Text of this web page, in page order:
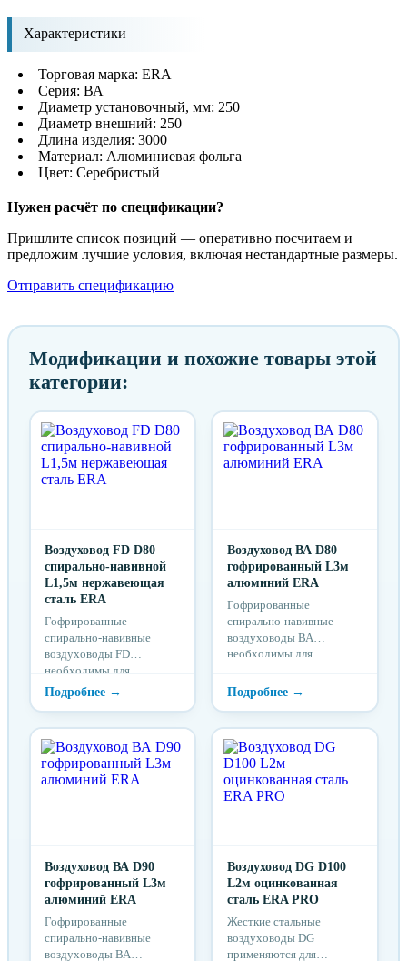
Характеристики
Торговая марка: ERA
Серия: ВА
Диаметр установочный, мм: 250
Диаметр внешний: 250
Длина изделия: 3000
Материал: Алюминиевая фольга
Цвет: Серебристый
Нужен расчёт по спецификации?
Пришлите список позиций — оперативно посчитаем и
предложим лучшие условия, включая нестандартные размеры.
Отправить спецификацию
Модификации и похожие товары этой
категории:
Воздуховод FD D80
спирально-навивной
L1,5м нержавеющая
сталь ERA
Гофрированные
спирально-навивные
воздуховоды FD
необходимы для
прокладки
вентиляционного канала с
углов и поворотов
Воздуховод ВА D80
гофрированный L3м
алюминий ERA
Гофрированные
спирально-навивные
воздуховоды ВА
необходимы для
вентиляционного канала с
удобным формированием
Воздуховод ВА D90
гофрированный L3м
алюминий ERA
Гофрированные
спирально-навивные
воздуховоды ВА
Воздуховод DG D100
L2м оцинкованная
сталь ERA PRO
Жесткие стальные
воздуховоды DG
применяются для